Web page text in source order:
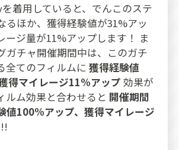
着用していると、でんこのステ
るほか、獲得経験値が31%アッ
ージ量が11%アップします！ ま
ガチャ開催期間中は、このガチ
全てのフィルムに獲得経験値
得マイレージ11%アップ 効果が
ルム効果と合わせると 開催期間
値100%アップ、獲得マイレージ